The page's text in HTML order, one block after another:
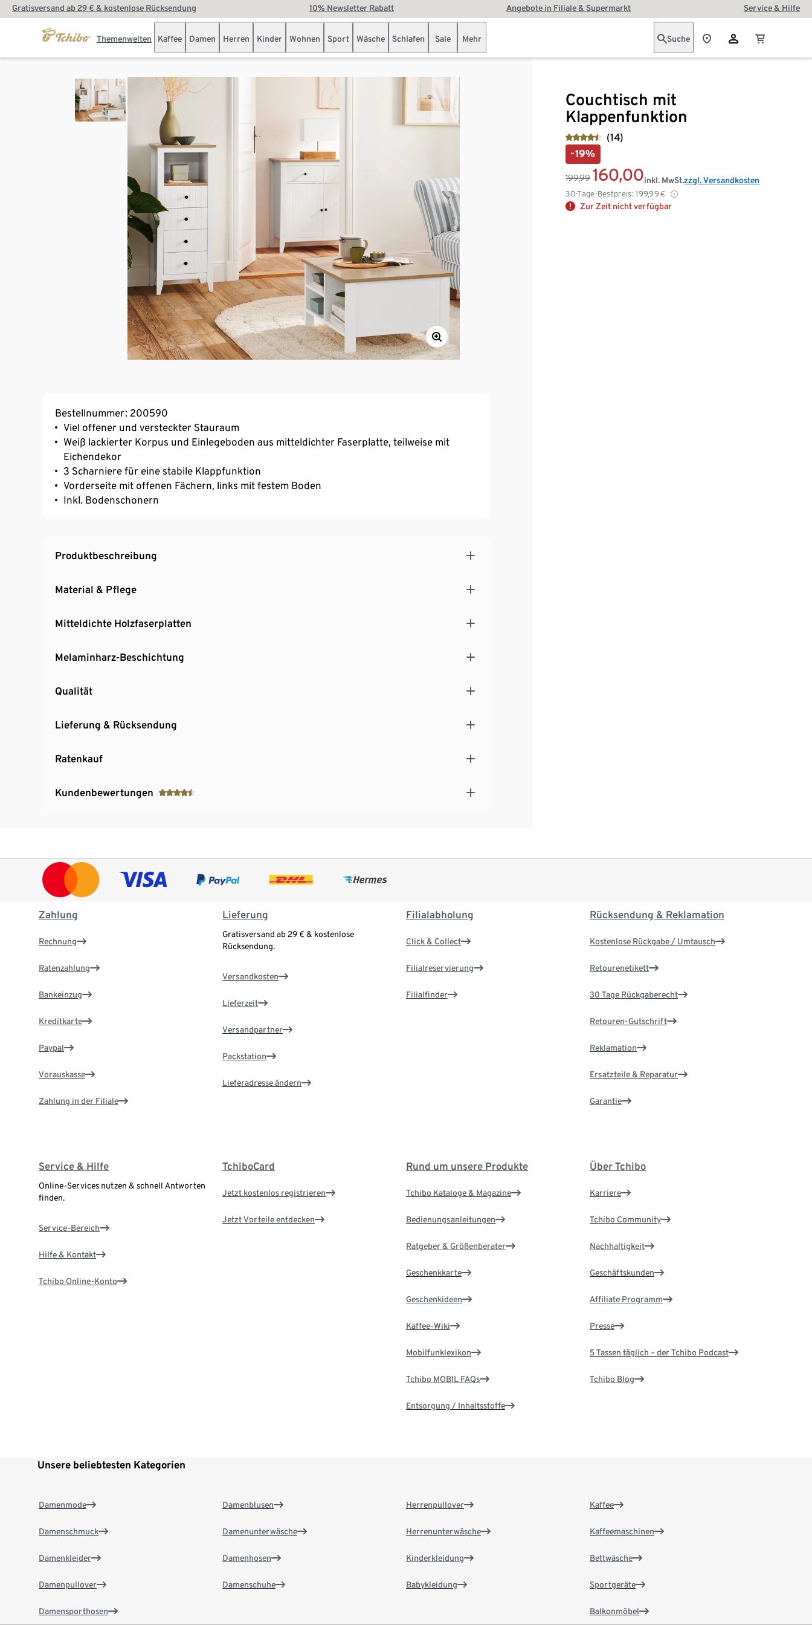
Gratisversand ab 29 € & kostenlose Rücksendung 10% Newsletter Rabatt Angebote in Filiale & Supermarkt Service & Hilfe
Themenwelten Kaffee Damen Herren Kinder Wohnen Sport Wäsche Schlafen Sale Mehr Suche
Couchtisch mit
Klappenfunktion
(14)
-19%
199,99 160,00
30-Tage-Bestpreis: 199,99€
inkl. MwSt.zzgl. Versandkosten
Zur Zeit nicht verfügbar
Bestellnummer: 200590
Viel offener und versteckter Stauraum
Weiß lackierter Korpus und Einlegeboden aus mitteldichter Faserplatte, teilweise mit
Eichendekor
3 Scharniere für eine stabile Klappfunktion
Vorderseite mit offenen Fächern, links mit festem Boden
Inkl. Bodenschonern
Produktbeschreibung
Material & Pflege
Mitteldichte Holzfaserplatten
Melaminharz-Beschichtung
Qualität
Lieferung & Rücksendung
Ratenkauf
Kundenbewertungen
Zahlung
Rechnung
Ratenzahlung
Bankeinzug
Kreditkarte
Paypal
Vorauskasse
Zahlung in der Filiale
Lieferung
Gratisversand ab 29 € & kostenlose
Rücksendung.
Versandkosten
Lieferzeit
Versandpartner
Packstation
Lieferadresse ändern
Filialabholung
Click & Collect
Filialreservierung
Filialfinder
Rücksendung & Reklamation
Kostenlose Rückgabe / Umtausch
Retourenetikett
30 Tage Rückgaberecht
Retouren-Gutschrift
Reklamation
Ersatzteile & Reparatur
Garantie
Service & Hilfe
Online-Services nutzen & schnell Antworten
finden.
Service-Bereich
Hilfe & Kontakt
Tchibo Online-Konto
TchiboCard
Jetzt kostenlos registrieren
Jetzt Vorteile entdecken
Rund um unsere Produkte
Tchibo Kataloge & Magazine
Bedienungsanleitungen
Ratgeber & Größenberater
Geschenkkarte
Geschenkideen
Kaffee-Wiki
Mobilfunklexikon
Tchibo MOBIL FAQs
Entsorgung / Inhaltsstoffe
Über Tchibo
Karriere
Tchibo Community
Nachhaltigkeit
Geschäftskunden
Affiliate Programm
Presse
5 Tassen täglich – der Tchibo Podcast
Tchibo Blog
Unsere beliebtesten Kategorien
Damenmode
Damenschmuck
Damenkleider
Damenpullover
Damensporthosen
Damenblusen
Damenunterwäsche
Damenhosen
Damenschuhe
Herrenpullover
Herrenunterwäsche
Kinderkleidung
Babykleidung
Kaffee
Kaffeemaschinen
Bettwäsche
Sportgeräte
Balkonmöbel